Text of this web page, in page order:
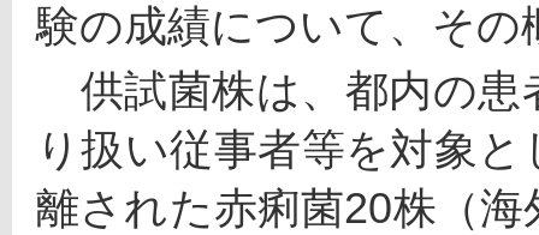
験の成績について、その
供試菌株は、都内の患
り扱い従事者等を対象
離された赤痢菌20株（